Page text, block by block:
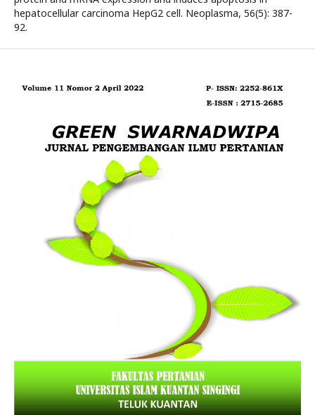
hepatocellular carcinoma HepG2 cell. Neoplasma, 56(5): 387-
92.